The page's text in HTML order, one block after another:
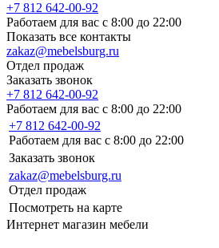
+7 812 642-00-92
Работаем для вас с 8:00 до 22:00
Показать все контакты
zakaz@mebelsburg.ru
Отдел продаж
Заказать звонок
+7 812 642-00-92
Работаем для вас с 8:00 до 22:00
+7 812 642-00-92
Работаем для вас с 8:00 до 22:00
Заказать звонок
zakaz@mebelsburg.ru
Отдел продаж
Посмотреть на карте
Интернет магазин мебели